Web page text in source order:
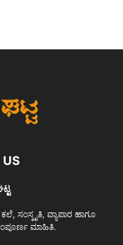
ಸಂಸ್ಕೃತಿ, ವ್ಯಾಪಾರ ಹಾಗೂ
ಮಾಹಿತಿ.